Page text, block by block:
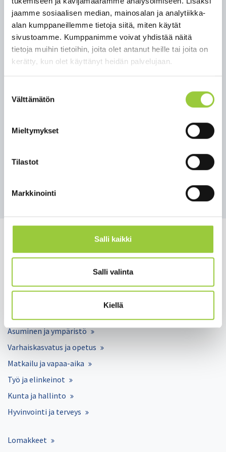
jaamme sosiaalisen median, mainosalan ja analytiikka-
alan kumppaneillemme tietoja siitä, miten käytät
sivustoamme. Kumppanimme voivat yhdistää näitä
tietoja muihin tietoihin, joita olet antanut heille tai joita on
kerätty, kun olet käyttänyt heidän palvelujaan.
valinta
Välttämätön
Mieltymykset
Tilastot
Markkinointi
Salli kaikki
Salli valinta
Kiellä
ih­mi­sil­le, kos­ka si­ten hi­das­te­taan epi­de­mian le­viä­
mis­tä. Väl­tä siis ky­läi­lyä, ih­mis­jouk­ko­ja ja tun­gok­sia
ja pi­dä vä­hin­tään met­rin etäi­syys kans­saih­mi­siin.
Omaa ja lä­heis­ten­sä tar­tun­ta­ris­kiä voi myös alen­
taa huo­leh­ti­mal­la kä­si- ja ys­ki­mis­hy­gie­nias­ta. Huo­
lel­li­sen kä­si­hy­gie­nian li­säk­si kaik­kia kos­ke­tus­pin­to­
ja ku­ten oven kah­vo­ja ja vas­taa­via kä­si­tel­täes­sä on
tyi­ses­ti kos­ke­tus­pin­to­jen osal­ta on tär­keää.
sote-pandemiatiedote-642020
Takaisin uutisiin
Salmelankuja 1, 88300 Paltamo
paltamon.kunta(at)paltamo.fi
Asuminen ja ympäristö
Varhaiskasvatus ja opetus
Matkailu ja vapaa-aika
Työ ja elinkeinot
Kunta ja hallinto
Hyvinvointi ja terveys
Lomakkeet